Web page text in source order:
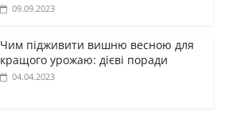
09.09.2023
Чим підживити вишню весною для
кращого урожаю: дієві поради
04.04.2023